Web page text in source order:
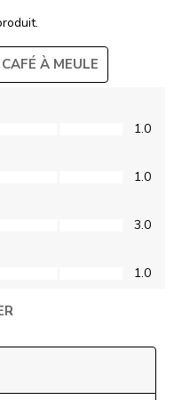
À MEULE
1.0
1.0
3.0
1.0